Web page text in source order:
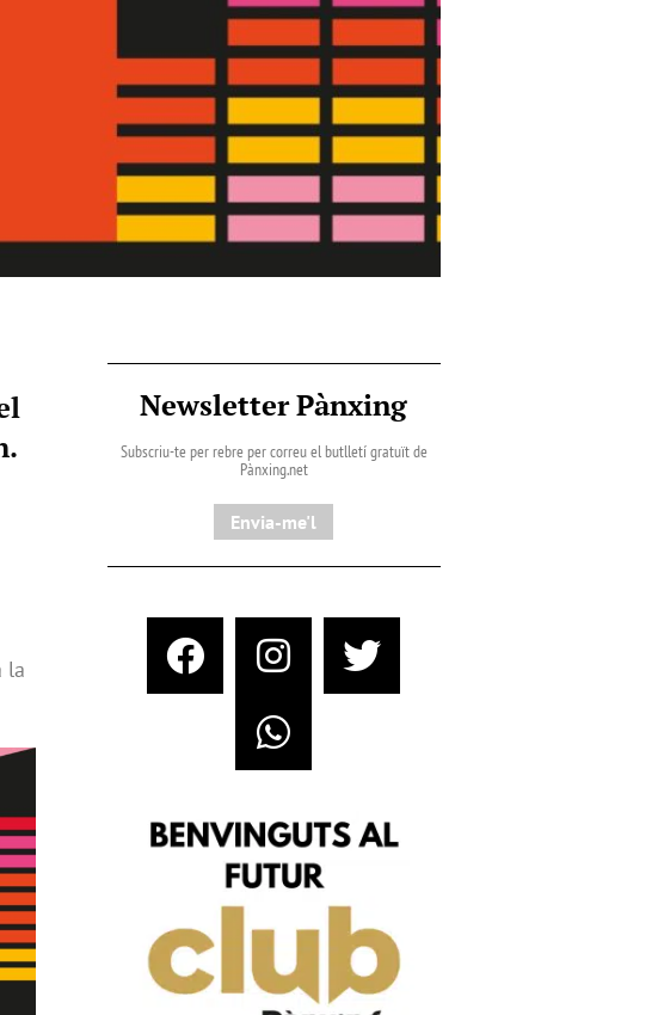
la
Newsletter Pànxing
Subscriu-te per rebre per correu el butlletí gratuït de
Pànxing.net​
Envia-me'l